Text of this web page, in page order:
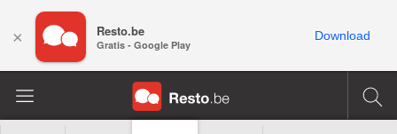
× Resto.be
Gratis - Google Play
Download